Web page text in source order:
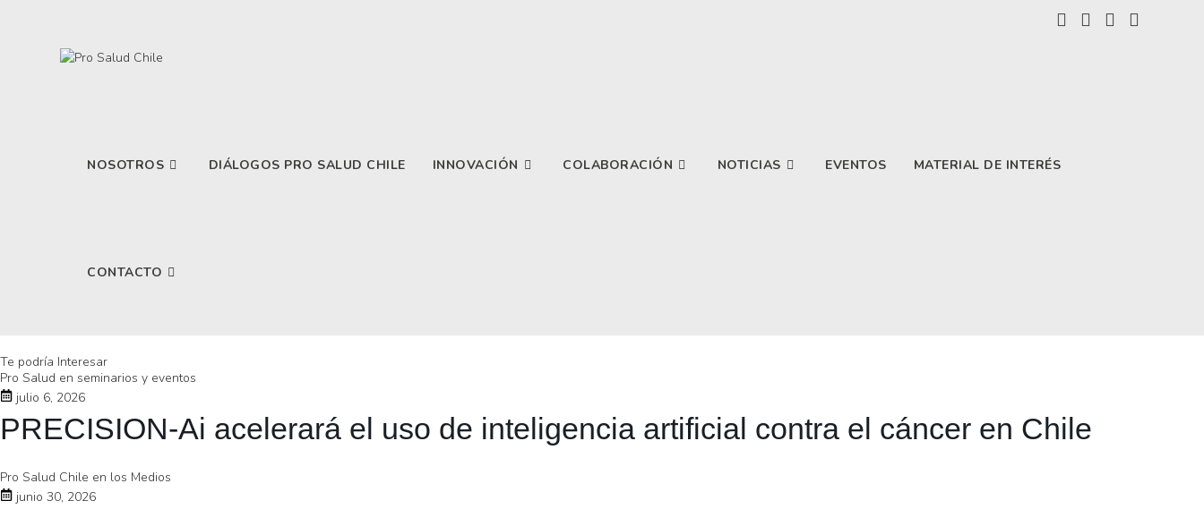
NOSOTROS DIÁLOGOS PRO SALUD CHILE INNOVACIÓN COLABORACIÓN NOTICIAS EVENTOS MATERIAL DE INTERÉS
CONTACTO
Te podría Interesar
Pro Salud en seminarios y eventos
julio 6, 2026
PRECISION-Ai acelerará el uso de inteligencia artificial contra el cáncer en Chile
Pro Salud Chile en los Medios
junio 30, 2026